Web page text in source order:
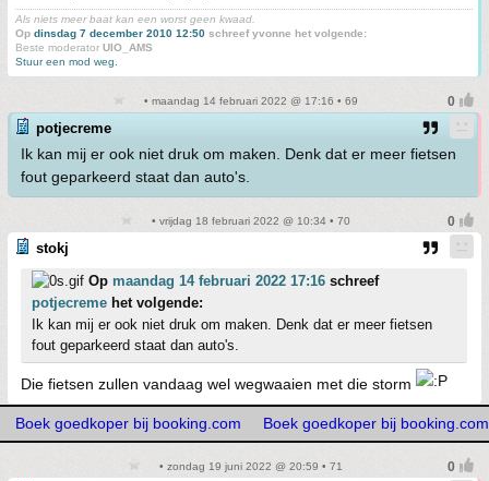
Als niets meer baat kan een worst geen kwaad.
Op dinsdag 7 december 2010 12:50 schreef yvonne het volgende:
Beste moderator UIO_AMS
Stuur een mod weg.
• maandag 14 februari 2022 @ 17:16 • 69
potjecreme
Ik kan mij er ook niet druk om maken. Denk dat er meer fietsen
fout geparkeerd staat dan auto's.
• vrijdag 18 februari 2022 @ 10:34 • 70
stokj
Op maandag 14 februari 2022 17:16 schreef
potjecreme het volgende:
Ik kan mij er ook niet druk om maken. Denk dat er meer fietsen
fout geparkeerd staat dan auto's.
Die fietsen zullen vandaag wel wegwaaien met die storm
Boek goedkoper bij booking.com Boek goedkoper bij booking.com
• zondag 19 juni 2022 @ 20:59 • 71